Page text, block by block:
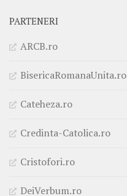
PARTENERI
ARCB.ro
BisericaRomanaUnita.ro
Cateheza.ro
Credinta-Catolica.ro
Cristofori.ro
DeiVerbum.ro